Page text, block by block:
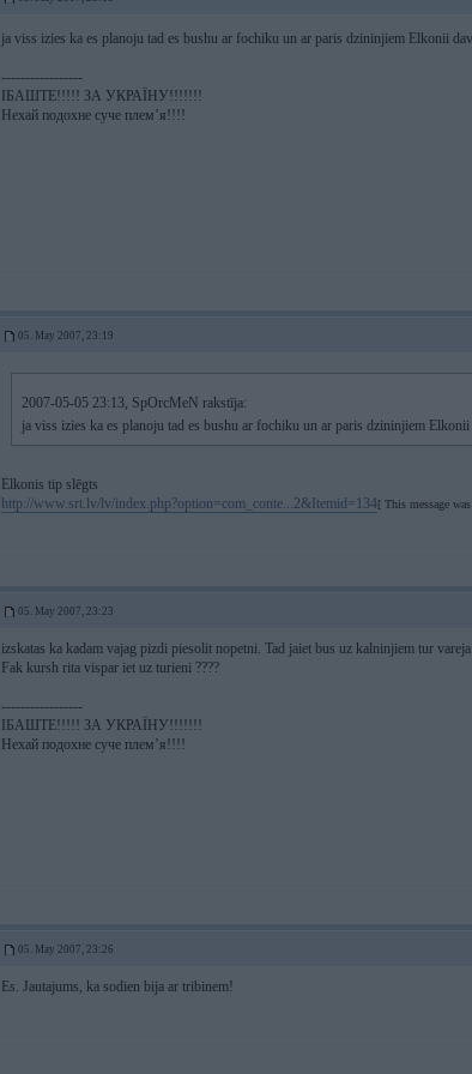
ja viss izies ka es planoju tad es bushu ar fochiku un ar paris dzininjiem Elkonii
-----------------
ІБАШТЕ!!!!! ЗА УКРАЇНУ!!!!!!!
Нехай подохне суче плем’я!!!!
05. May 2007, 23:19
2007-05-05 23:13, SpOrcMeN rakstīja:
ja viss izies ka es planoju tad es bushu ar fochiku un ar paris dzininjiem
Elkonis tip slēgts
http://www.srt.lv/lv/index.php?option=com_conte...2&Itemid=134[ This message
05. May 2007, 23:23
izskatas ka kadam vajag pizdi piesolit nopetni. Tad jaiet bus uz kalninjiem tur
Fak kursh rita vispar iet uz turieni ????
-----------------
ІБАШТЕ!!!!! ЗА УКРАЇНУ!!!!!!!
Нехай подохне суче плем’я!!!!
05. May 2007, 23:26
Es. Jautajums, ka sodien bija ar tribinem!